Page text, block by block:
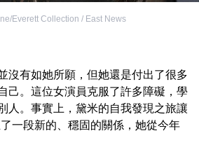
Everett Collection / East News
沒有如她所願，但她還是付出了很多
己。這位女演員克服了許多障礙，學
人。事實上，黛米的自我發現之旅讓
一段新的、穩固的關係，她從今年